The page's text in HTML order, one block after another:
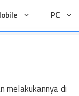
PC
melakukannya di